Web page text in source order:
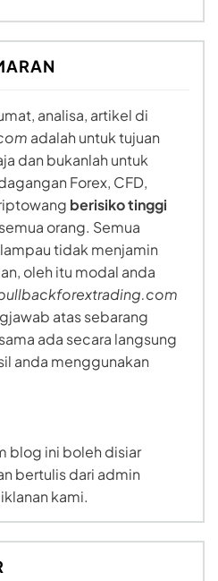
analisa, artikel di
adalah untuk tujuan
dan bukanlah untuk
Forex, CFD,
berisiko tinggi
orang. Semua
tidak menjamin
oleh itu modal anda
atas sebarang
ada secara langsung
anda menggunakan
blog ini boleh disiar
bertulis dari admin
kami.